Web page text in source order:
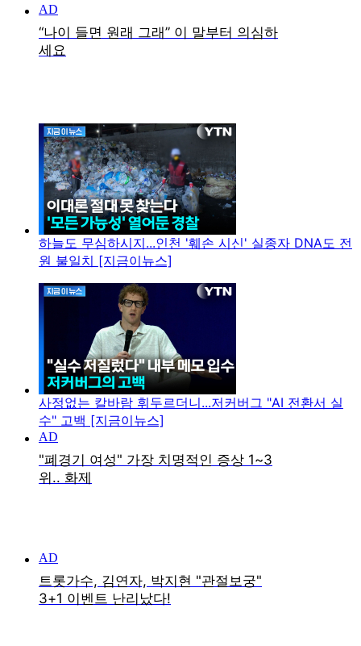
하늘도 무심하시지...인천 '훼손 시신' 실종자 DNA도 전
원 불일치 [지금이뉴스]
사정없는 칼바람 휘두르더니...저커버그 "AI 전환서 실
수" 고백 [지금이뉴스]